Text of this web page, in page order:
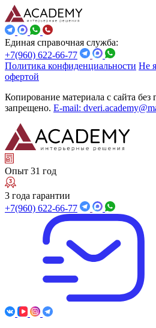
Единая справочная служба:
+7(960) 622-66-77
Политика конфиденциальности Не
офертой
Копирование материала с сайта
запрещено. E-mail:
Опыт 31 год
3 года гарантии
+7(960) 622-66-77